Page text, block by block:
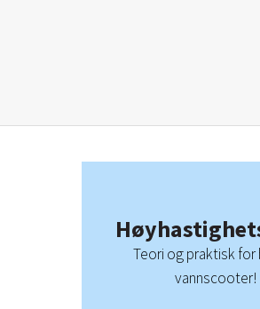
Teori og praktisk for
vannscooter!